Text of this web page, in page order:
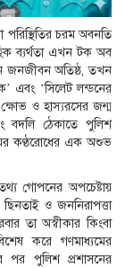
চরম অবনতি
ব্যর্থতা এখন টক অব
জনজীবন অতিষ্ঠ, তখন
এবং ‘সিলেট লন্ডনের
ও হাস্যরসের জন্ম
বদলি ঠেকাতে পুলিশ
কণ্ঠরোধের এক অশুভ
গোপনের অপচেষ্টায়
ও জননিরাপত্তা
তা অস্বীকার কিংবা
করে গণমাধ্যমের
পর পুলিশ প্রশাসনের